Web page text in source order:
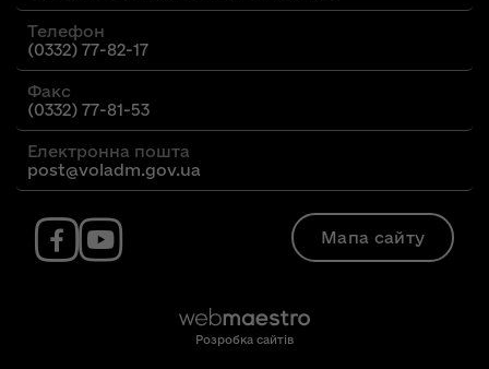
Телефон
(0332) 77-82-17
Факс
(0332) 77-81-53
Електронна пошта
post@voladm.gov.ua
Мапа сайту
Розробка сайтів